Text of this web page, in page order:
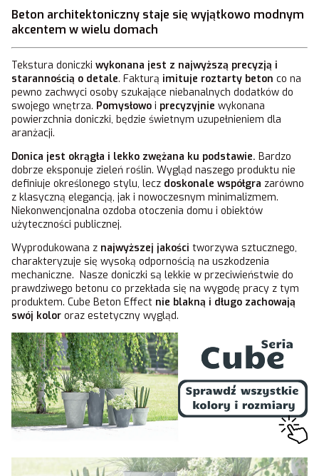
Beton architektoniczny staje się wyjątkowo modnym
akcentem w wielu domach
Tekstura doniczki wykonana jest z najwyższą precyzją i
starannością o detale. Fakturą imituje roztarty beton co na
pewno zachwyci osoby szukające niebanalnych dodatków do
swojego wnętrza. Pomysłowo i precyzyjnie wykonana
powierzchnia doniczki, będzie świetnym uzupełnieniem dla
aranżacji.
Donica jest okrągła i lekko zwężana ku podstawie. Bardzo
dobrze eksponuje zieleń roślin. Wygląd naszego produktu nie
definiuje określonego stylu, lecz doskonale współgra zarówno
z klasyczną elegancją, jak i nowoczesnym minimalizmem.
Niekonwencjonalna ozdoba otoczenia domu i obiektów
użyteczności publicznej.
Wyprodukowana z najwyższej jakości tworzywa sztucznego,
charakteryzuje się wysoką odpornością na uszkodzenia
mechaniczne. Nasze doniczki są lekkie w przeciwieństwie do
prawdziwego betonu co przekłada się na wygodę pracy z tym
produktem. Cube Beton Effect nie blakną i długo zachowają
swój kolor oraz estetyczny wygląd.